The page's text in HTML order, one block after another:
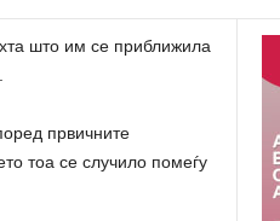
што им се приближила
првичните
тоа се случило помеѓу